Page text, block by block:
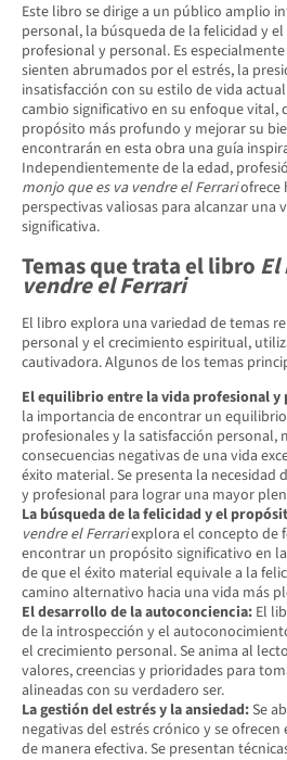
Este libro se dirige a un público amplio
personal, la búsqueda de la felicidad y
profesional y personal. Es
sienten abrumados por el estrés, la
insatisfacción con su estilo de vida
cambio significativo en su enfoque vital,
propósito más profundo y mejorar su
encontrarán en esta obra una guía
Independientemente de la edad,
monjo que es va vendre el Ferrariofrece
perspectivas valiosas para alcanzar una
significativa.
Temas que trata el libro El
vendre el Ferrari
El libro explora una variedad de temas
personal y el crecimiento espiritual,
cautivadora. Algunos de los temas
El equilibrio entre la vida profesional y
la importancia de encontrar un
profesionales y la satisfacción personal,
consecuencias negativas de una vida
éxito material. Se presenta la necesidad
y profesional para lograr una mayor
La búsqueda de la felicidad y el
vendre el Ferrariexplora el concepto de
encontrar un propósito significativo en
de que el éxito material equivale a la
camino alternativo hacia una vida más
El desarrollo de la autoconciencia: El
de la introspección y el
el crecimiento personal. Se anima al
valores, creencias y prioridades para
alineadas con su verdadero ser.
La gestión del estrés y la ansiedad:Se
negativas del estrés crónico y se
de manera efectiva. Se presentan